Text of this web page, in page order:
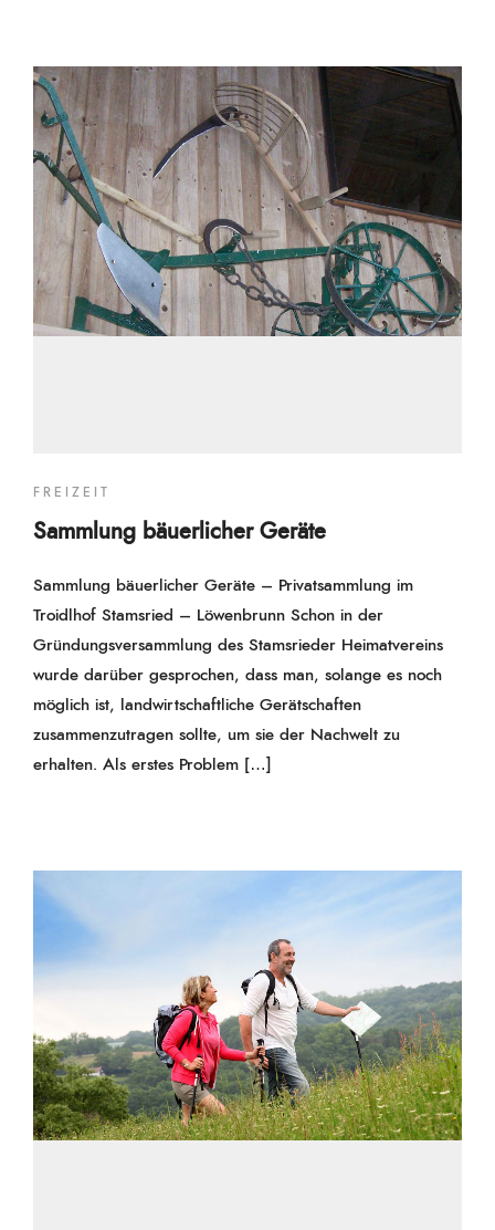
FREIZEIT
Sammlung bäuerlicher Geräte
Sammlung bäuerlicher Geräte – Privatsammlung im
Troidlhof Stamsried – Löwenbrunn Schon in der
Gründungsversammlung des Stamsrieder Heimatvereins
wurde darüber gesprochen, dass man, solange es noch
möglich ist, landwirtschaftliche Gerätschaften
zusammenzutragen sollte, um sie der Nachwelt zu
erhalten. Als erstes Problem […]